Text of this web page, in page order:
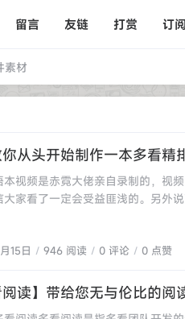
留言 友链 打赏 订阅
素材
从头开始制作一本多看精
本视频是赤霓大佬亲自录制的，视
大家看了一定会受益匪浅的。另外
15日 946 阅读 0 评论 0 点赞
阅读】带给您无与伦比的阅